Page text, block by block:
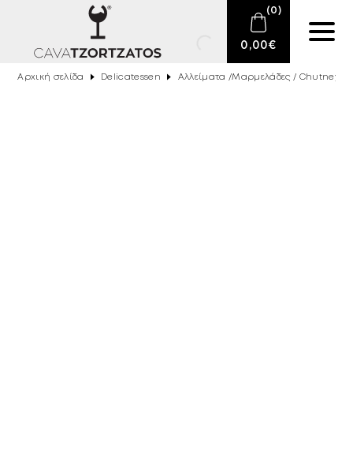
(0)
0,00€
Αρχική σελίδα Delicatessen Αλλείματα /Μαρμελάδες / Chutney /